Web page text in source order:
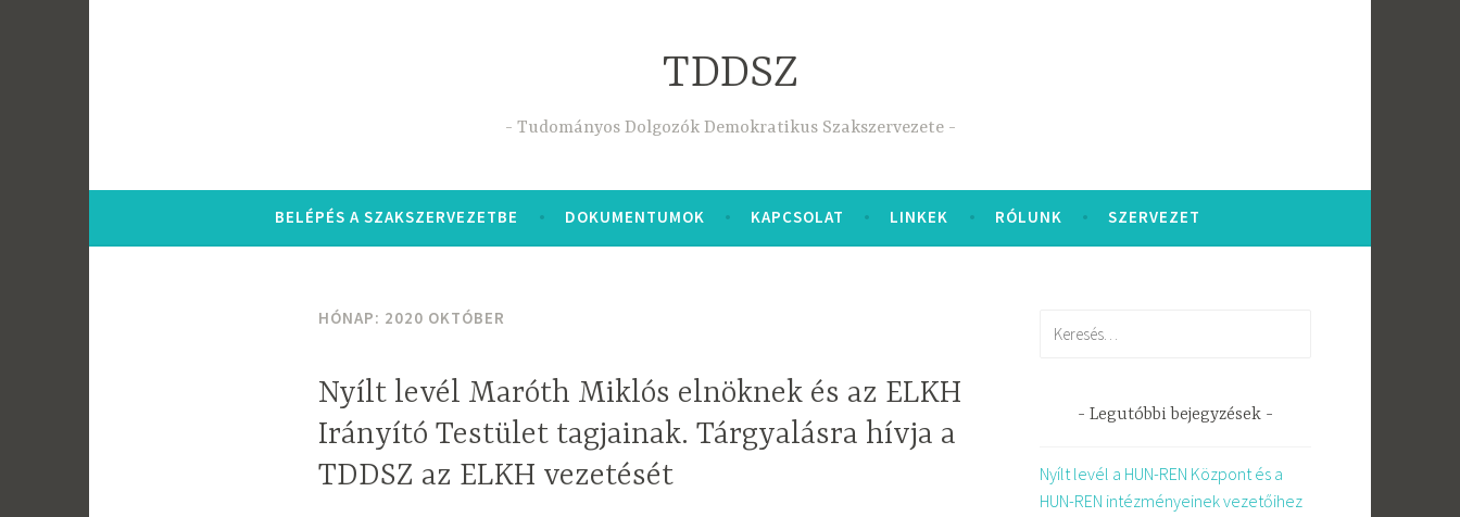
TDDSZ
Tudományos Dolgozók Demokratikus Szakszervezete
BELÉPÉS A SZAKSZERVEZETBE DOKUMENTUMOK KAPCSOLAT LINKEK RÓLUNK SZERVEZET
HÓNAP: 2020 OKTÓBER
Nyílt levél Maróth Miklós elnöknek és az ELKH
Irányító Testület tagjainak. Tárgyalásra hívja a
TDDSZ az ELKH vezetését
Legutóbbi bejegyzések
Nyílt levél a HUN-REN Központ és a
HUN-REN intézményeinek vezetőihez